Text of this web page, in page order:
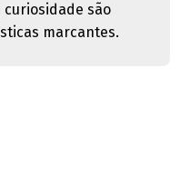
curiosidade são
marcantes.